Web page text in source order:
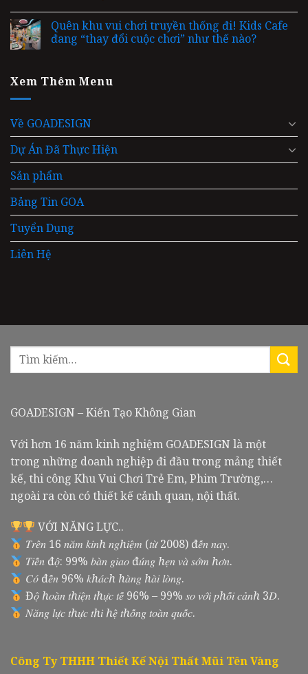
Quên khu vui chơi truyền thống đi! Kids Cafe
đang “thay đổi cuộc chơi” như thế nào?
Xem Thêm Menu
Về GOADESIGN
Dự Án Đã Thực Hiện
Sản phẩm
Bảng Tin GOA
Tuyển Dụng
Liên Hệ
GOADESIGN – Kiến Tạo Không Gian
Với hơn 16 năm kinh nghiệm GOADESIGN là một
trong những doanh nghiệp đi đầu trong mảng thiết
kế, thi công Khu Vui Chơi Trẻ Em, Phim Trường,…
ngoài ra còn có thiết kế cảnh quan, nội thất.
VỚI NĂNG LỰC..
𝑇𝑟𝑒̂𝑛 16 𝑛𝑎̆𝑚 𝑘𝑖𝑛ℎ 𝑛𝑔ℎ𝑖𝑒̣̂𝑚 (𝑡𝑢̛̀ 2008) đ𝑒̂́𝑛 𝑛𝑎𝑦.
𝑇𝑖𝑒̂́𝑛 đ𝑜̣̂: 99% 𝑏𝑎̀𝑛 𝑔𝑖𝑎𝑜 đ𝑢́𝑛𝑔 ℎ𝑒̣𝑛 𝑣𝑎̀ 𝑠𝑜̛́𝑚 ℎ𝑜̛𝑛.
𝐶𝑜́ đ𝑒̂́𝑛 96% 𝑘ℎ𝑎́𝑐ℎ ℎ𝑎̀𝑛𝑔 ℎ𝑎̀𝑖 𝑙𝑜̀𝑛𝑔.
Đ𝑜̣̂ ℎ𝑜𝑎̀𝑛 𝑡ℎ𝑖𝑒̣̂𝑛 𝑡ℎ𝑢̛̣𝑐 𝑡𝑒̂́ 96% – 99% 𝑠𝑜 𝑣𝑜̛́𝑖 𝑝ℎ𝑜̂́𝑖 𝑐𝑎̉𝑛ℎ 3𝐷.
𝑁𝑎̆𝑛𝑔 𝑙𝑢̛̣𝑐 𝑡ℎ𝑢̛̣𝑐 𝑡ℎ𝑖 ℎ𝑒̣̂ 𝑡ℎ𝑜̂́𝑛𝑔 𝑡𝑜𝑎̀𝑛 𝑞𝑢𝑜̂́𝑐.
Công Ty THHH Thiết Kế Nội Thất Mũi Tên Vàng